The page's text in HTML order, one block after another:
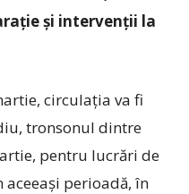
și intervenții la
circulația va fi
tronsonul dintre
pentru lucrări de
perioadă, în